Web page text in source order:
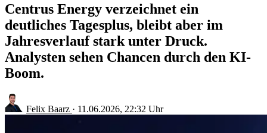
Centrus Energy verzeichnet ein
deutliches Tagesplus, bleibt aber im
Jahresverlauf stark unter Druck.
Analysten sehen Chancen durch den KI-
Boom.
Felix Baarz · 11.06.2026, 22:32 Uhr